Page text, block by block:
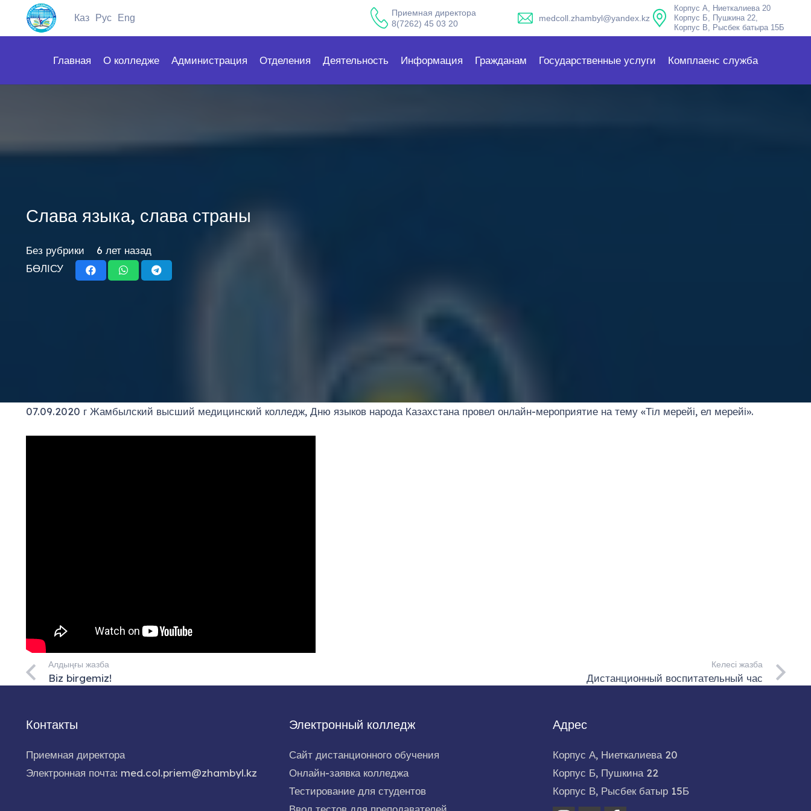
Каз Рус Eng
Приемная директора
8(7262) 45 03 20
medcoll.zhambyl@yandex.kz
Корпус А, Ниеткалиева 20
Корпус Б, Пушкина 22,
Корпус В, Рысбек батыра 15Б
Главная О колледже Администрация Отделения Деятельность Информация Гражданам Государственные услуги Комплаенс служба
Слава языка, слава страны
Без рубрики
6 лет назад
БӨЛІСУ
07.09.2020 г Жамбылский высший медицинский колледж, Дню языков народа Казахстана провел онлайн-мероприятие на тему «Тіл мерейі, ел мерейі».
Алдыңғы жазба
Biz birgemiz!
Келесі жазба
Дистанционный воспитательный час
Контакты
Приемная директора
Электронная почта: med.col.priem@zhambyl.kz
Электронный колледж
Сайт дистанционного обучения
Онлайн-заявка колледжа
Тестирование для студентов
Адрес
Корпус А, Ниеткалиева 20
Корпус Б, Пушкина 22
Корпус В, Рысбек батыр 15Б